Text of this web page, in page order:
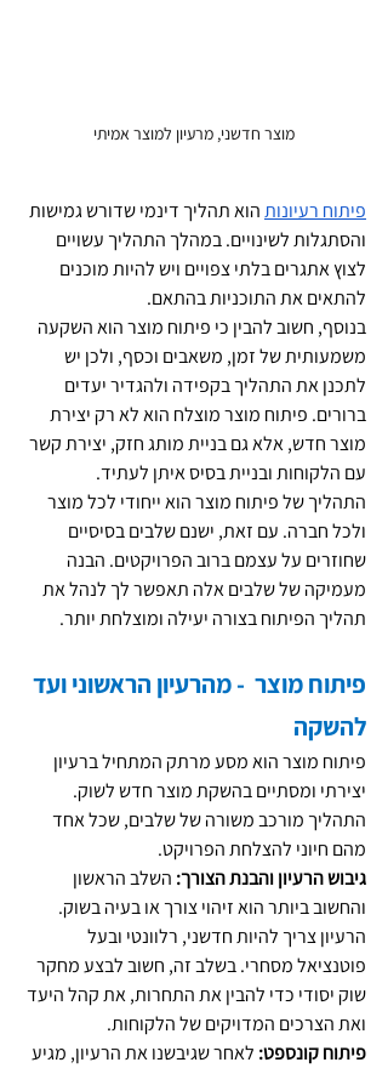
מוצר חדשני, מרעיון למוצר אמיתי
פיתוח רעיונות הוא תהליך דינמי שדורש גמישות
והסתגלות לשינויים. במהלך התהליך עשויים
לצוץ אתגרים בלתי צפויים ויש להיות מוכנים
להתאים את התוכניות בהתאם.
בנוסף, חשוב להבין כי פיתוח מוצר הוא השקעה
משמעותית של זמן, משאבים וכסף, ולכן יש
לתכנן את התהליך בקפידה ולהגדיר יעדים
ברורים. פיתוח מוצר מוצלח הוא לא רק יצירת
מוצר חדש, אלא גם בניית מותג חזק, יצירת קשר
עם הלקוחות ובניית בסיס איתן לעתיד.
התהליך של פיתוח מוצר הוא ייחודי לכל מוצר
ולכל חברה. עם זאת, ישנם שלבים בסיסיים
שחוזרים על עצמם ברוב הפרויקטים. הבנה
מעמיקה של שלבים אלה תאפשר לך לנהל את
תהליך הפיתוח בצורה יעילה ומוצלחת יותר.
פיתוח מוצר  - מהרעיון הראשוני ועד
להשקה
פיתוח מוצר הוא מסע מרתק המתחיל ברעיון
יצירתי ומסתיים בהשקת מוצר חדש לשוק.
התהליך מורכב משורה של שלבים, שכל אחד
מהם חיוני להצלחת הפרויקט.
גיבוש הרעיון והבנת הצורך: השלב הראשון
והחשוב ביותר הוא זיהוי צורך או בעיה בשוק.
הרעיון צריך להיות חדשני, רלוונטי ובעל
פוטנציאל מסחרי. בשלב זה, חשוב לבצע מחקר
שוק יסודי כדי להבין את התחרות, את קהל היעד
ואת הצרכים המדויקים של הלקוחות.
פיתוח קונספט: לאחר שגיבשנו את הרעיון, מגיע